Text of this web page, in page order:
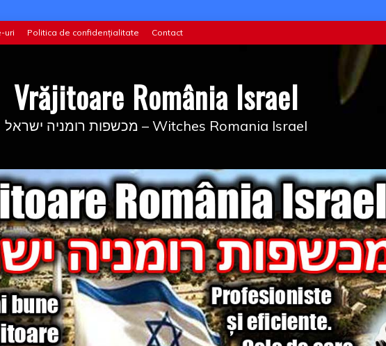
uri Politica de confidențialitate Contact
Vrăjitoare România Israel
מכשפות רומניה ישראל – Witches Romania Israel